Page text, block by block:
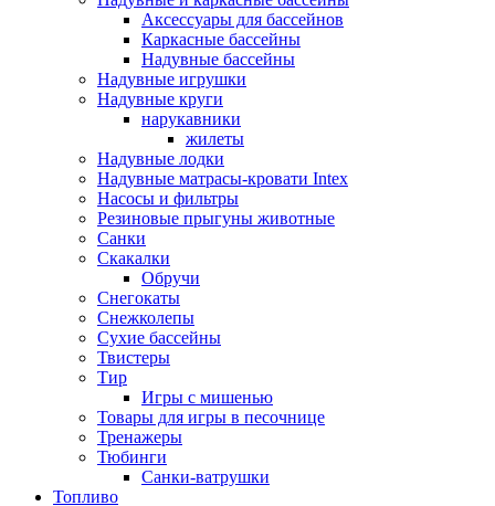
Аксессуары для бассейнов
Каркасные бассейны
Надувные бассейны
Надувные игрушки
Надувные круги
нарукавники
жилеты
Надувные лодки
Надувные матрасы-кровати Intex
Насосы и фильтры
Резиновые прыгуны животные
Санки
Скакалки
Обручи
Снегокаты
Снежколепы
Сухие бассейны
Твистеры
Тир
Игры с мишенью
Товары для игры в песочнице
Тренажеры
Тюбинги
Санки-ватрушки
Топливо